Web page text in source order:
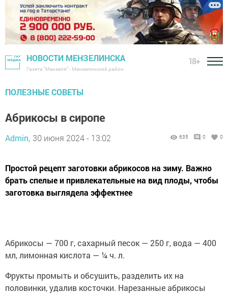
НОВОСТИ МЕНЗЕЛИНСКА
Газета "Мензеля" - Мензелинский район
18+
ПОЛЕЗНЫЕ СОВЕТЫ
Абрикосы в сиропе
Admin, 30 июня 2024 - 13:02 635 0 0
Простой рецепт заготовки абрикосов на зиму. Важно
брать спелые и привлекательные на вид плоды, чтобы
заготовка выглядела эффектнее
Абрикосы — 700 г, сахарный песок — 250 г, вода — 400
мл, лимонная кислота — ¼ ч. л.
Фрукты промыть и обсушить, разделить их на
половинки, удалив косточки. Нарезанные абрикосы